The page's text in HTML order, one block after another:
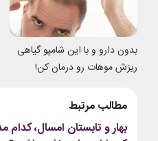
بدون دارو و با این شامپو گیاهی
ریزش موهات رو درمان کن!
مطالب مرتبط
بهار و تابستان امسال، کدام